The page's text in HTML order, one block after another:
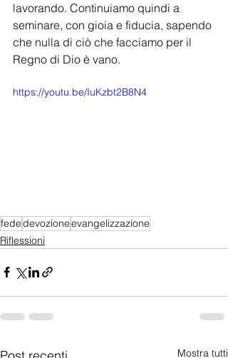
lavorando. Continuiamo quindi a
seminare, con gioia e fiducia, sapendo
che nulla di ciò che facciamo per il
Regno di Dio è vano.
https://youtu.be/IuKzbt2B8N4
fededevozioneevangelizzazione
Riflessioni
Mostra tutti